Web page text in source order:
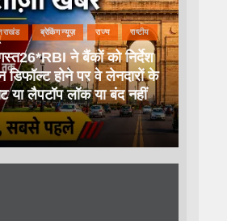
ब्रेकिंग न्यूज़ राज्य राष्टीय
ने बैंकों को निर्देश
डिफॉल्ट होने पर वे लेनदारों के
या लैपटॉप लॉक या बंद नहीं